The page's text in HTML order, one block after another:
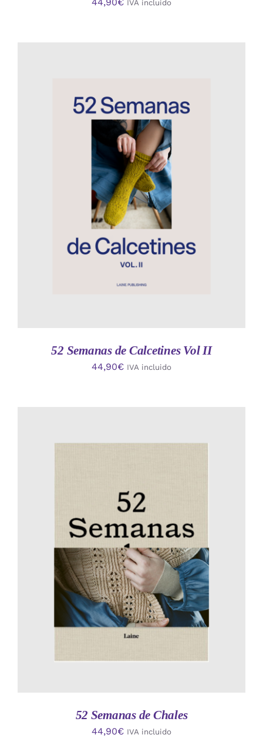
IVA incluido
AÑADIR AL CARRITO
52 Semanas de Calcetines Vol II
44,90€ IVA incluido
AÑADIR AL CARRITO
/
DETALLES
52 Semanas de Chales
44,90€ IVA incluido